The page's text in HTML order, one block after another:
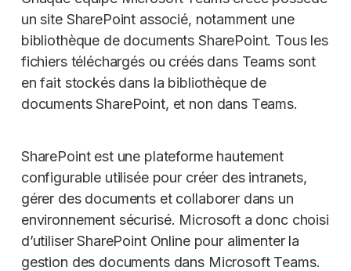
un site SharePoint associé, notamment une
bibliothèque de documents SharePoint. Tous les
fichiers téléchargés ou créés dans Teams sont
en fait stockés dans la bibliothèque de
documents SharePoint, et non dans Teams.
SharePoint est une plateforme hautement
configurable utilisée pour créer des intranets,
gérer des documents et collaborer dans un
environnement sécurisé. Microsoft a donc choisi
d’utiliser SharePoint Online pour alimenter la
gestion des documents dans Microsoft Teams.